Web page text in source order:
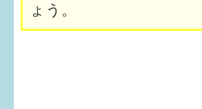
ょう。
お出かけ情報